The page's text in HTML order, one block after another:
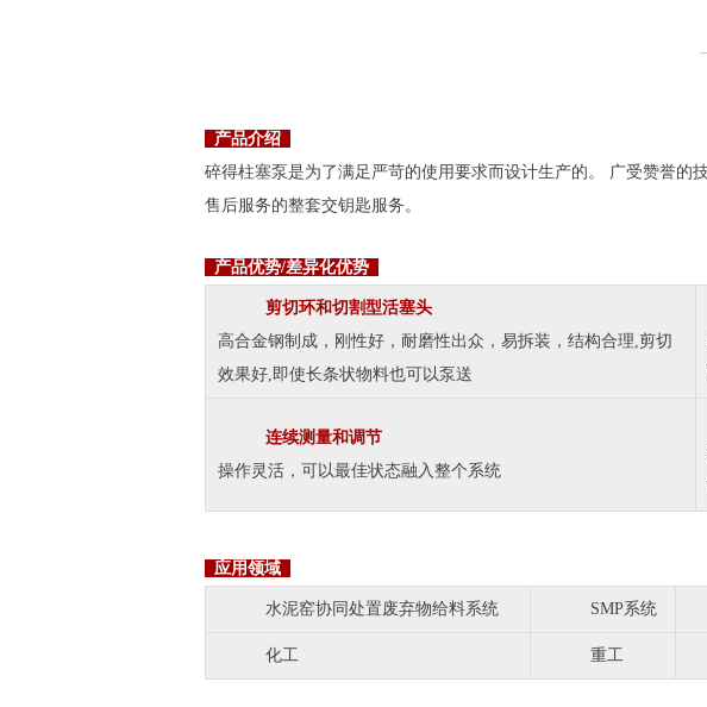
产品介绍
碎得柱塞泵是为了满足严苛的使用要求而设计生产的。 广受赞誉的
售后服务的整套交钥匙服务。
产品优势/差异化优势
剪切环和切割型活塞头
高合金钢制成，刚性好，耐磨性出众，易拆装，结构合理,剪切
效果好,即使长条状物料也可以泵送
连续测量和调节
操作灵活，可以最佳状态融入整个系统
应用领域
水泥窑协同处置废弃物给料系统 SMP系统
化工 重工